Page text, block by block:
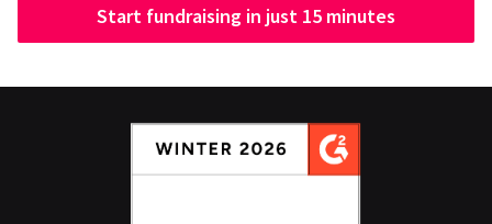
Start fundraising in just 15 minutes